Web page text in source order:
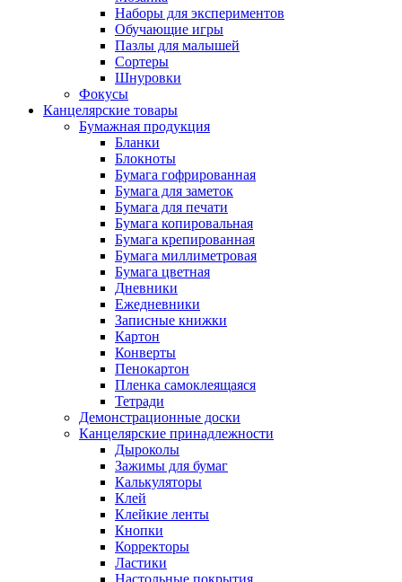
Наборы для экспериментов
Обучающие игры
Пазлы для малышей
Сортеры
Шнуровки
Фокусы
Канцелярские товары
Бумажная продукция
Бланки
Блокноты
Бумага гофрированная
Бумага для заметок
Бумага для печати
Бумага копировальная
Бумага крепированная
Бумага миллиметровая
Бумага цветная
Дневники
Ежедневники
Записные книжки
Картон
Конверты
Пенокартон
Пленка самоклеящаяся
Тетради
Демонстрационные доски
Канцелярские принадлежности
Дыроколы
Зажимы для бумаг
Калькуляторы
Клей
Клейкие ленты
Кнопки
Корректоры
Ластики
Настольные покрытия